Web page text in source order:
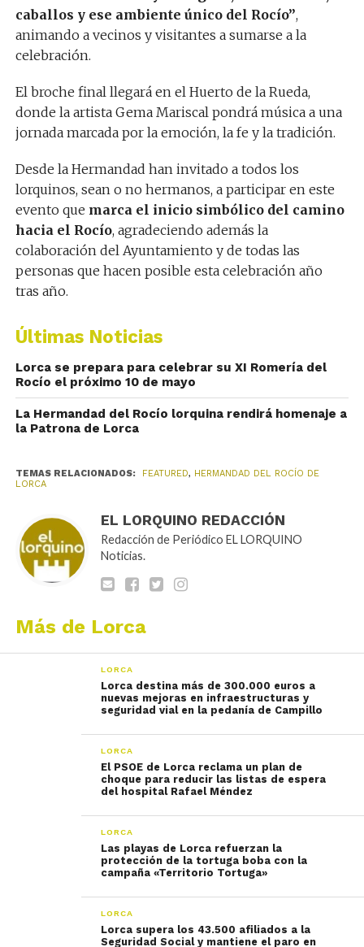
caballos y ese ambiente único del Rocío”,
animando a vecinos y visitantes a sumarse a la
celebración.
El broche final llegará en el Huerto de la Rueda,
donde la artista Gema Mariscalpondrá música a una
jornada marcada por la emoción, la fe y la tradición.
Desde la Hermandad han invitado a todos los
lorquinos, sean o no hermanos, a participar en este
evento que marca el inicio simbólico del camino
hacia el Rocío, agradeciendo además la
colaboración del Ayuntamiento y de todas las
personas que hacen posible esta celebración año
tras año.
Últimas Noticias
Lorca se prepara para celebrar su XI Romería del
Rocío el próximo 10 de mayo
La Hermandad del Rocío lorquina rendirá homenaje a
la Patrona de Lorca
TEMAS RELACIONADOS: FEATURED, HERMANDAD DEL ROCÍO DE
LORCA
EL LORQUINO REDACCIÓN
Redacción de Periódico EL LORQUINO
Noticias.
Más de Lorca
LORCA
Lorca destina más de 300.000 euros a
nuevas mejoras en infraestructuras y
seguridad vial en la pedanía de Campillo
LORCA
El PSOE de Lorca reclama un plan de
choque para reducir las listas de espera
del hospital Rafael Méndez
LORCA
Las playas de Lorca refuerzan la
protección de la tortuga boba con la
campaña «Territorio Tortuga»
LORCA
Lorca supera los 43.500 afiliados a la
Seguridad Social y mantiene el paro en